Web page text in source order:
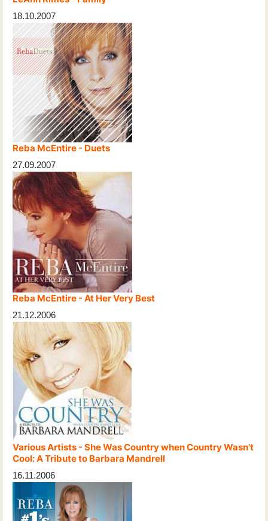
18.10.2007
Reba McEntire - Duets
27.09.2007
Reba McEntire - At Her Very Best
21.12.2006
Various Artists - She Was Country when Country Wasn't
Cool: A Tribute to Barbara Mandrell
16.11.2006